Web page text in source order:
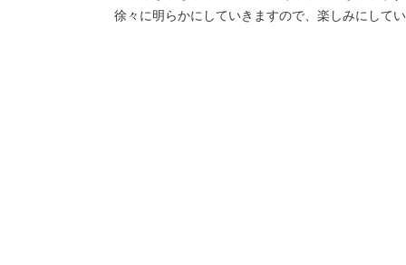
徐々に明らかにしていきますので、楽しみにして